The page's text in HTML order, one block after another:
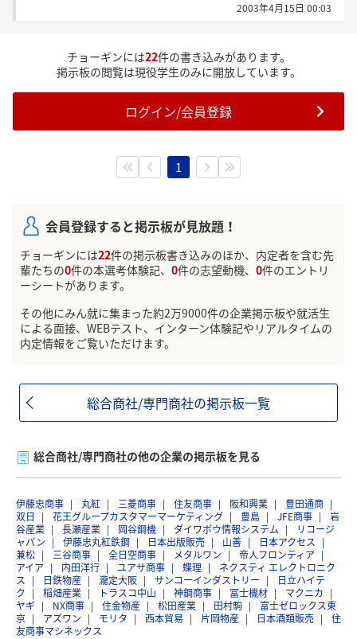
2003年4月15日 00:03
チョーギンには22件の書き込みがあります。
掲示板の閲覧は現役学生のみに開放しています。
ログイン/会員登録
1
会員登録すると掲示板が見放題！
チョーギンには22件の掲示板書き込みのほか、内定者を含む先
輩たちの0件の本選考体験記、 0件の志望動機、 0件のエントリ
ーシートがあります。
その他にみん就に集まった約2万9000件の企業掲示板や就活生
による面接、WEBテスト、インターン体験記やリアルタイムの
内定情報をご覧いただけます。
総合商社/専門商社の掲示板一覧
総合商社/専門商社の他の企業の掲示板を見る
伊藤忠商事 丸紅 三菱商事 住友商事 阪和興業
豊田通商
双日
花王グループカスタマーマーケティング 豊島 JFE商事
岩
谷産業
長瀬産業 岡谷鋼機 ダイワボウ情報システム
リコージ
ャパン
伊藤忠丸紅鉄鋼 日本出版販売 山善
日本アクセス
兼松
三谷商事 全日空商事 メタルワン
帝人フロンティア
アイア
内田洋行 ユアサ商事 蝶理
ネクスティ エレクトロニク
ス
日鉄物産 瀧定大阪 サンコーインダストリー
日立ハイテ
ク
稲畑産業 トラスコ中山 神鋼商事 冨士機材
マクニカ
ヤギ
NX商事 住金物産 松田産業 田村駒
富士ゼロックス東
京
アズワン モリタ 西本貿易 片岡物産 日本酒類販売
住
友商事マシネックス